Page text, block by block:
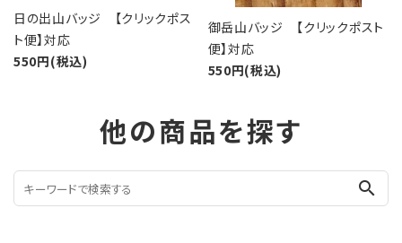
日の出山バッジ 【クリックポス
ト便】対応
550円(税込)
御岳山バッジ 【クリックポスト
便】対応
550円(税込)
他の商品を探す
search